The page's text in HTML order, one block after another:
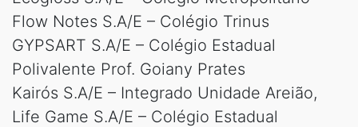
Flow Notes S.A/E – Colégio Trinus
GYPSART S.A/E – Colégio Estadual
Polivalente Prof. Goiany Prates
Kairós S.A/E – Integrado Unidade Areião,
Life Game S.A/E – Colégio Estadual